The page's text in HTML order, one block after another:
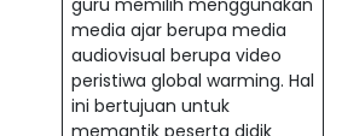
guru memilih menggunakan
media ajar berupa media
audiovisual berupa video
peristiwa global warming. Hal
ini bertujuan untuk
memantik peserta didik